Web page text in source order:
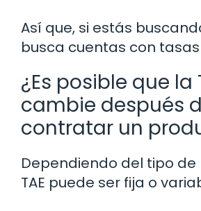
Así que, si estás
busca cuentas con
¿Es posible que la
cambie después
contratar un
Dependiendo del tipo de
TAE puede ser fija o